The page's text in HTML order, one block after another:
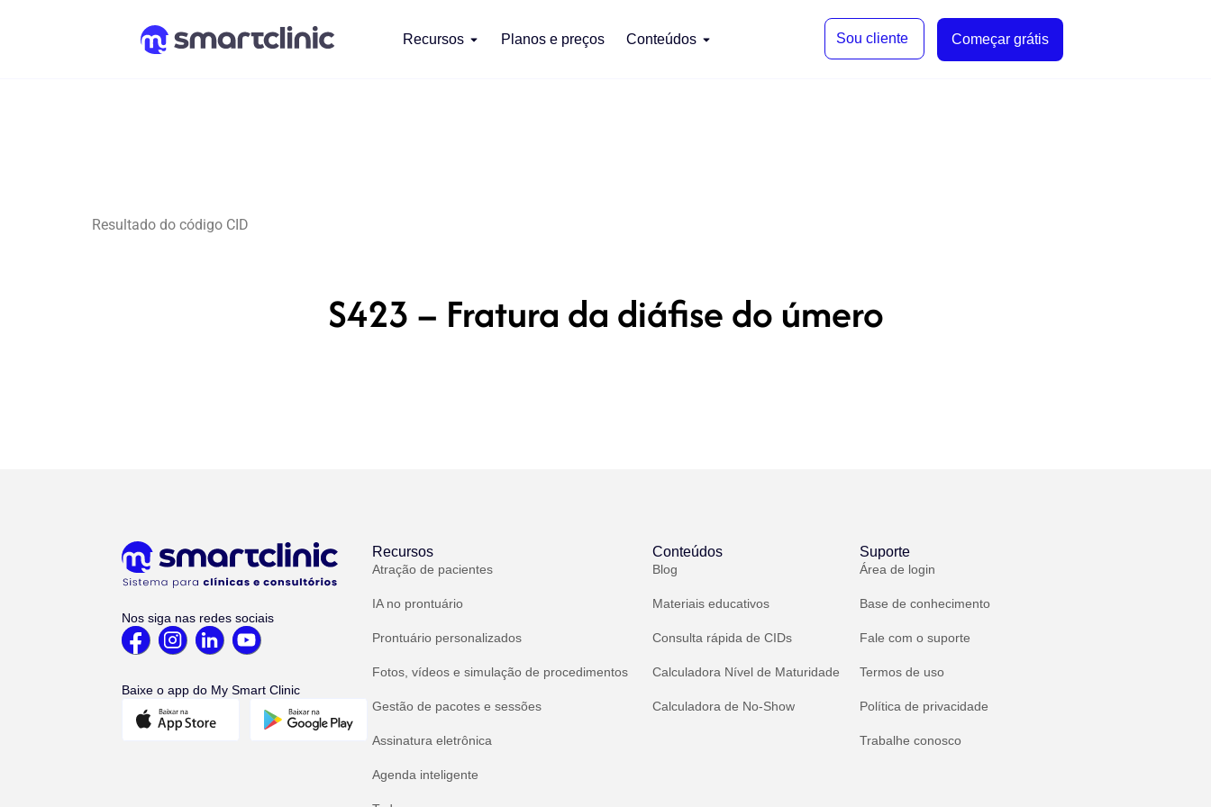
Recursos Planos e preços Conteúdos Sou cliente Começar grátis
Resultado do código CID
S423 – Fratura da diáfise do úmero
Nos siga nas redes sociais
Baixe o app do My Smart Clinic
Recursos
Atração de pacientes
IA no prontuário
Prontuário personalizados
Fotos, vídeos e simulação de procedimentos
Gestão de pacotes e sessões
Assinatura eletrônica
Agenda inteligente
Conteúdos
Blog
Materiais educativos
Consulta rápida de CIDs
Calculadora Nível de Maturidade
Calculadora de No-Show
Suporte
Área de login
Base de conhecimento
Fale com o suporte
Termos de uso
Política de privacidade
Trabalhe conosco